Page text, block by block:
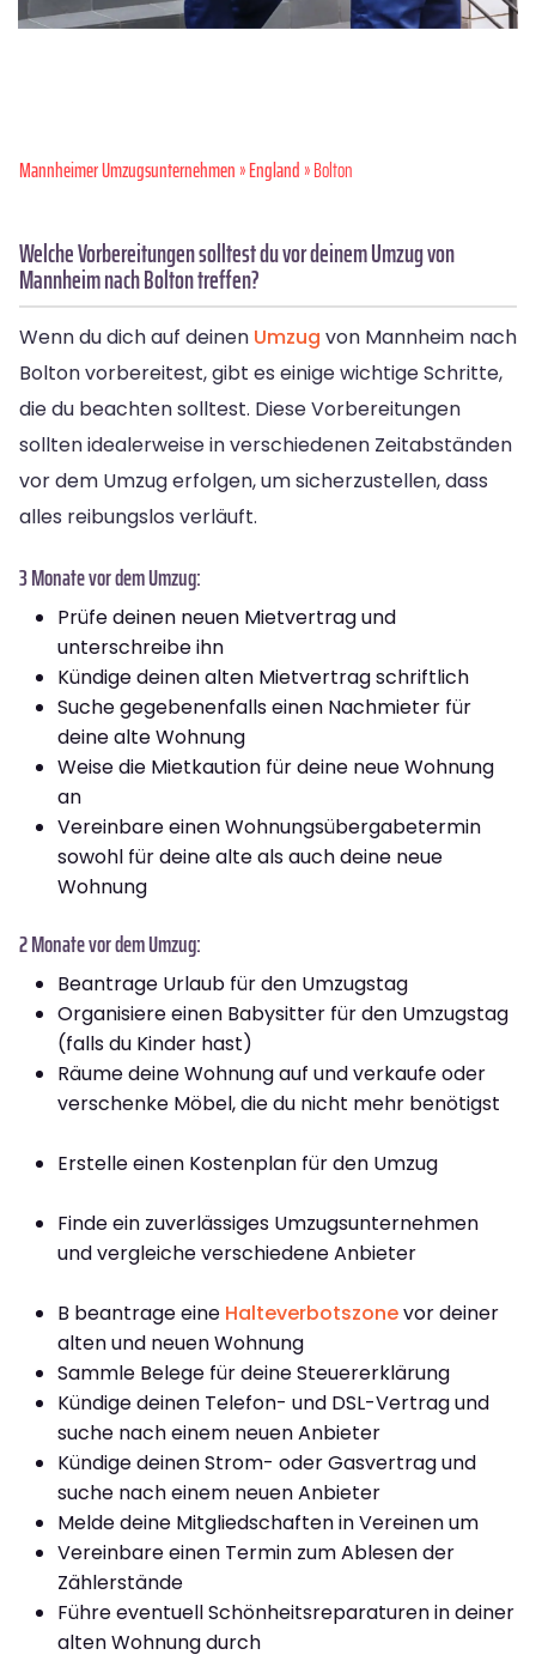
Mannheimer Umzugsunternehmen»England» Bolton
Welche Vorbereitungen solltest du vor deinem Umzug von
Mannheim nach Bolton treffen?
Wenn du dich auf deinen Umzug von Mannheim nach
Bolton vorbereitest, gibt es einige wichtige Schritte,
die du beachten solltest. Diese Vorbereitungen
sollten idealerweise in verschiedenen Zeitabständen
vor dem Umzug erfolgen, um sicherzustellen, dass
alles reibungslos verläuft.
3 Monate vor dem Umzug:
Prüfe deinen neuen Mietvertrag und
unterschreibe ihn
Kündige deinen alten Mietvertrag schriftlich
Suche gegebenenfalls einen Nachmieter für
deine alte Wohnung
Weise die Mietkaution für deine neue Wohnung
an
Vereinbare einen Wohnungsübergabetermin
sowohl für deine alte als auch deine neue
Wohnung
2 Monate vor dem Umzug:
Beantrage Urlaub für den Umzugstag
Organisiere einen Babysitter für den Umzugstag
(falls du Kinder hast)
Räume deine Wohnung auf und verkaufe oder
verschenke Möbel, die du nicht mehr benötigst
Erstelle einen Kostenplan für den Umzug
Finde ein zuverlässiges Umzugsunternehmen
und vergleiche verschiedene Anbieter
B beantrage eine Halteverbotszonevor deiner
alten und neuen Wohnung
Sammle Belege für deine Steuererklärung
Kündige deinen Telefon- und DSL-Vertrag und
suche nach einem neuen Anbieter
Kündige deinen Strom- oder Gasvertrag und
suche nach einem neuen Anbieter
Melde deine Mitgliedschaften in Vereinen um
Vereinbare einen Termin zum Ablesen der
Zählerstände
Führe eventuell Schönheitsreparaturen in deiner
alten Wohnung durch